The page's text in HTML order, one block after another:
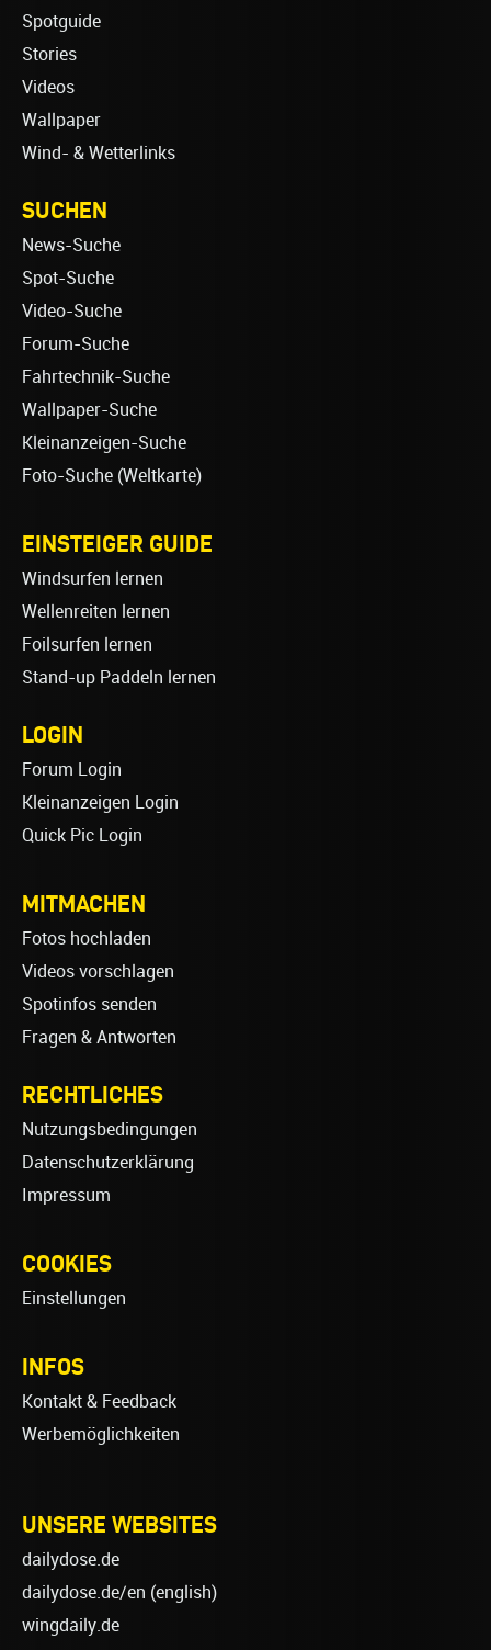
Spotguide
Stories
Videos
Wallpaper
Wind- & Wetterlinks
SUCHEN
News-Suche
Spot-Suche
Video-Suche
Forum-Suche
Fahrtechnik-Suche
Wallpaper-Suche
Kleinanzeigen-Suche
Foto-Suche (Weltkarte)
EINSTEIGER GUIDE
Windsurfen lernen
Wellenreiten lernen
Foilsurfen lernen
Stand-up Paddeln lernen
LOGIN
Forum Login
Kleinanzeigen Login
Quick Pic Login
MITMACHEN
Fotos hochladen
Videos vorschlagen
Spotinfos senden
Fragen & Antworten
RECHTLICHES
Nutzungsbedingungen
Datenschutzerklärung
Impressum
COOKIES
Einstellungen
INFOS
Kontakt & Feedback
Werbemöglichkeiten
UNSERE WEBSITES
dailydose.de
dailydose.de/en (english)
wingdaily.de